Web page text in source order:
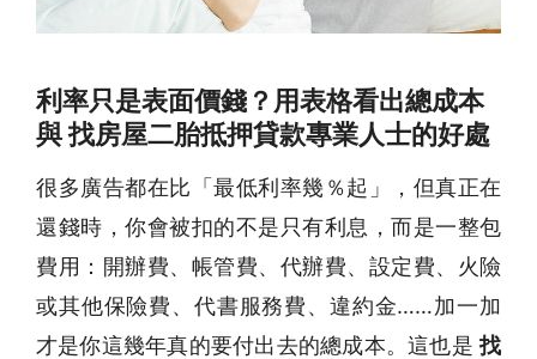
利率只是表面價錢？用表格看出總成本
與 找房屋二胎抵押貸款專業人士的好處
很多廣告都在比「最低利率幾％起」，但真正在
還錢時，你會被扣的不是只有利息，而是一整包
費用：開辦費、帳管費、代辦費、設定費、火險
或其他保險費、代書服務費、違約金……加一加
才是你這幾年真的要付出去的總成本。這也是找